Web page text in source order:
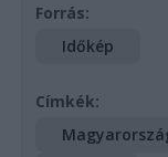
Forrás:
Időkép
Címkék: